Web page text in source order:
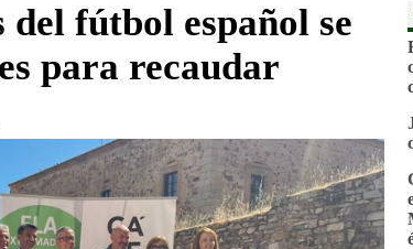
fútbol español se
para recaudar